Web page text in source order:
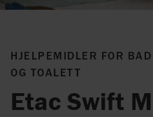
HJELPEMIDLER FOR BAD
OG TOALETT
Etac Swift